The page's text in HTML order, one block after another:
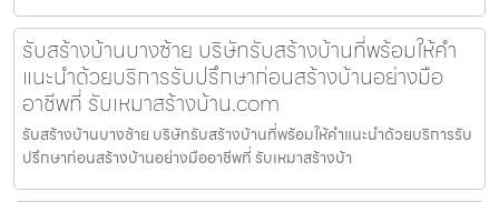
รับสร้างบ้านบางซ้าย บริษัทรับสร้างบ้านที่พร้อมให้คำ
แนะนำด้วยบริการรับปรึกษาก่อนสร้างบ้านอย่างมือ
อาชีพที่ รับเหมาสร้างบ้าน.com
รับสร้างบ้านบางซ้าย บริษัทรับสร้างบ้านที่พร้อมให้คำแนะนำด้วยบริการรับ
ปรึกษาก่อนสร้างบ้านอย่างมืออาชีพที่ รับเหมาสร้างบ้า